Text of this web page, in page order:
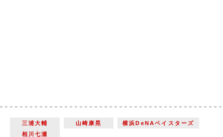
三浦大輔 山崎康晃
横浜DeNAベイスターズ
相川七瀬